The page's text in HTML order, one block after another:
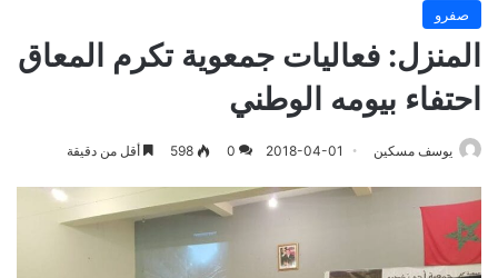
صفرو
المنزل: فعاليات جمعوية تكرم المعاق
احتفاء بيومه الوطني
يوسف مسكين 2018-04-01
0
598 أقل من دقيقة